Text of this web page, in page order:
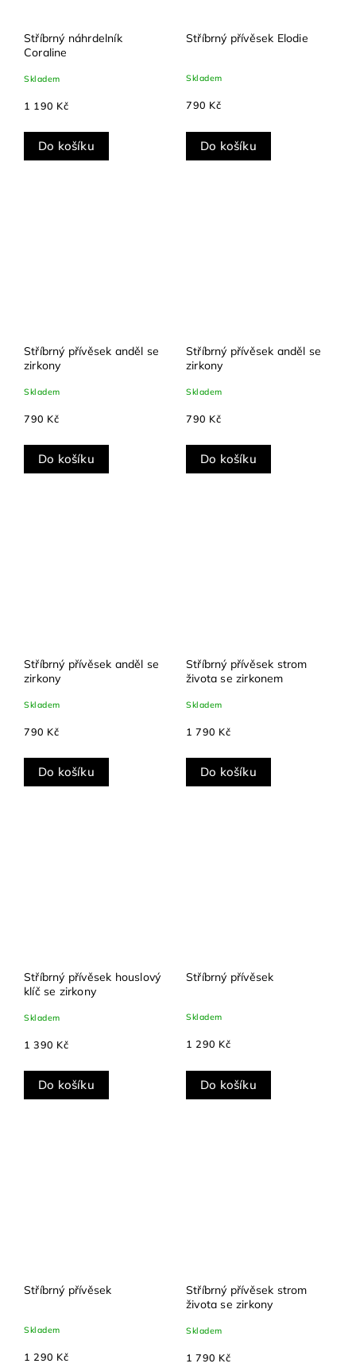
Stříbrný náhrdelník
Coraline
Skladem
1 190 Kč
Do košíku
Stříbrný přívěsek Elodie
Skladem
790 Kč
Do košíku
Stříbrný přívěsek anděl se
zirkony
Skladem
790 Kč
Do košíku
Stříbrný přívěsek anděl se
zirkony
Skladem
790 Kč
Do košíku
Stříbrný přívěsek anděl se
zirkony
Skladem
790 Kč
Do košíku
Stříbrný přívěsek strom
života se zirkonem
Skladem
1 790 Kč
Do košíku
Stříbrný přívěsek houslový
klíč se zirkony
Skladem
1 390 Kč
Do košíku
Stříbrný přívěsek
Skladem
1 290 Kč
Do košíku
Stříbrný přívěsek
Skladem
1 290 Kč
Stříbrný přívěsek strom
života se zirkony
Skladem
1 790 Kč